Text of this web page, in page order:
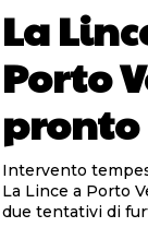
La
Porto
Intervento
La Lince a Porto
due tentativi di